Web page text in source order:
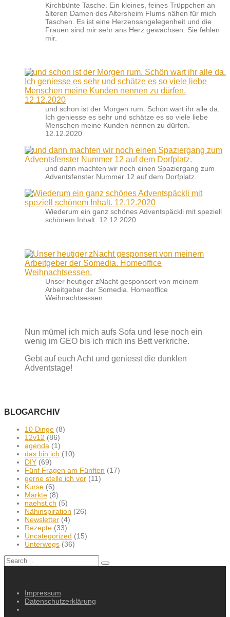
Kirchbünte Tasche. Ein kleines, feines Trüppchen an
älteren Damen des Altersheim Flums nähen für mich
Taschen. Es ist eine Herzensangelegenheit und die
Frauen sind mir sehr ans Herz gewachsen. Sie fehlen
mir.
und schon ist der Morgen rum. Schön wart ihr alle da.
Ich geniesse es sehr und schätze es so viele liebe
Menschen meine Kunden nennen zu dürfen.
12.12.2020
und dann machten wir noch einen Spaziergang zum
Adventsfenster Nummer 12 auf dem Dorfplatz.
Wiederum ein ganz schönes Adventspäckli mit speziell
schönem Inhalt. 12.12.2020
Unser heutiger zNacht gesponsert von meinem
Arbeitgeber der Somedia. Homeoffice
Weihnachtsessen.
Nun mümel ich mich aufs Sofa und lese noch ein
wenig im GEO bis ich mich ins Bett verkriche.
Gebt auf euch Acht und geniesst die dunklen
Adventstage!
BLOGARCHIV
10 Dinge (8)
12v12 (86)
agenda (1)
das bin ich (10)
DIY (69)
Fünf Fragen am Fünften (17)
gerne stelle ich vor (11)
Kurse (6)
Märkte (8)
naehst.ch (5)
Nähinspiration (26)
Newsletter (4)
Rezepte (33)
Uncategorized (15)
Unterwegs (36)
Impressum
Datenschutzerklärung